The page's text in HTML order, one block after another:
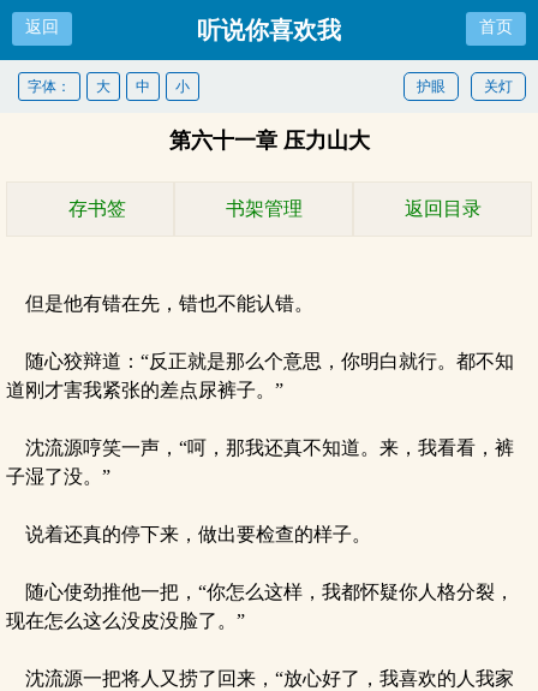
返回 听说你喜欢我 首页
关灯
护眼
字体： 大 中 小
第六十一章 压力山大
存书签 书架管理 返回目录
但是他有错在先，错也不能认错。
随心狡辩道：“反正就是那么个意思，你明白就行。都不知
道刚才害我紧张的差点尿裤子。”
沈流源哼笑一声，“呵，那我还真不知道。来，我看看，裤
子湿了没。”
说着还真的停下来，做出要检查的样子。
随心使劲推他一把，“你怎么这样，我都怀疑你人格分裂，
现在怎么这么没皮没脸了。”
沈流源一把将人又捞了回来，“放心好了，我喜欢的人我家